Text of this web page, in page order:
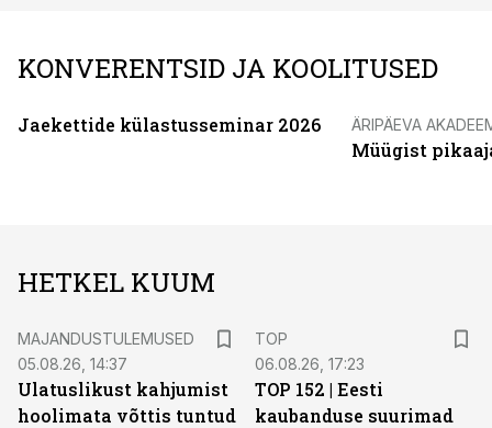
KONVERENTSID JA KOOLITUSED
Jaekettide külastusseminar 2026 ÄRIPÄEVA
Müügist
HETKEL KUUM
MAJANDUSTULEMUSED
05.08.26, 14:37
Ulatuslikust kahjumist
hoolimata võttis tuntud
TOP
06.08.26, 17:23
TOP 152 | Eesti
kaubanduse suurimad